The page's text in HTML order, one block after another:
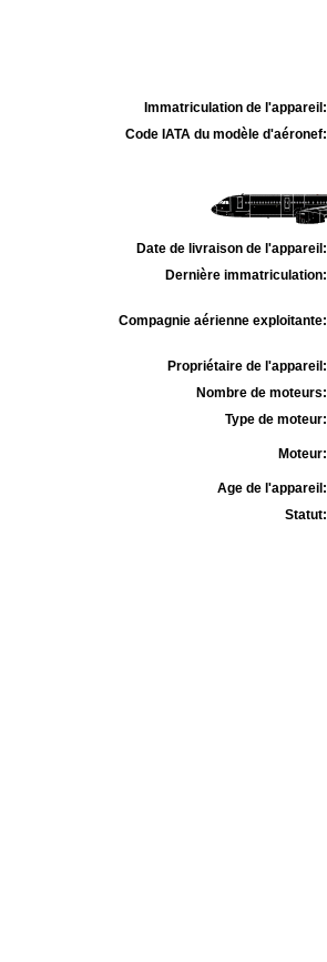
Immatriculation de l'appareil:
Code IATA du modèle d'aéronef:
Date de livraison de l'appareil:
Dernière immatriculation:
Compagnie aérienne exploitante:
Propriétaire de l'appareil:
Nombre de moteurs:
Type de moteur:
Moteur:
Age de l'appareil:
Statut: